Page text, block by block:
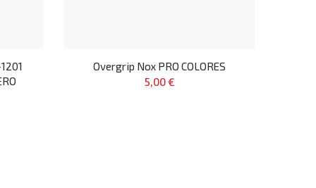
Overgrip Nox PRO COLORES
5,00 €